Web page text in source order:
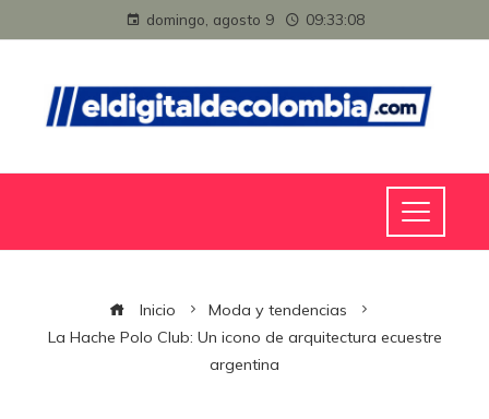
domingo, agosto 9 09:33:08
Inicio
Moda y tendencias
La Hache Polo Club: Un icono de arquitectura ecuestre
argentina